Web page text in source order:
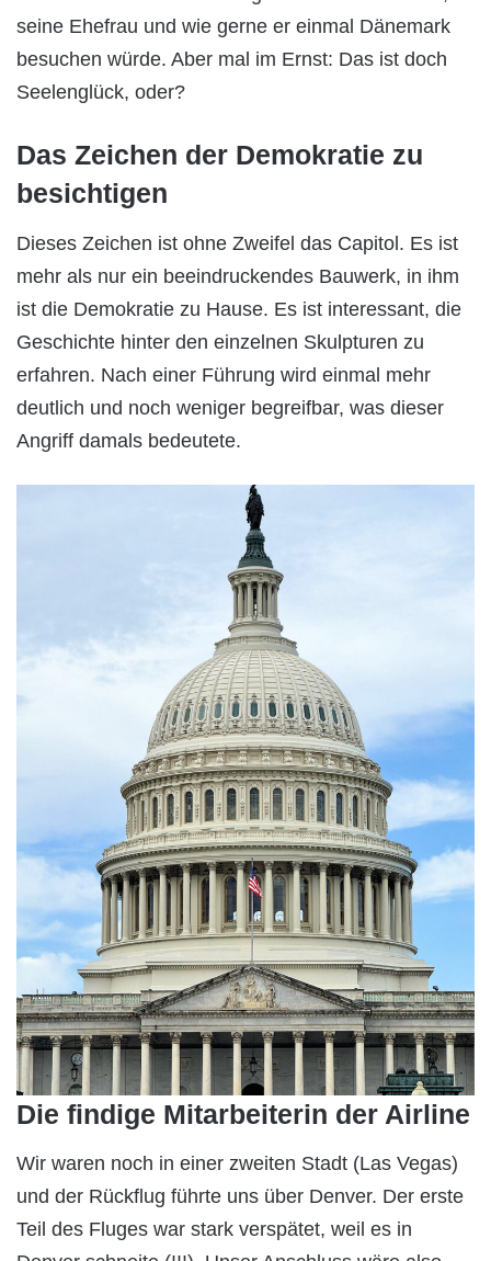
seine Ehefrau und wie gerne er einmal Dänemark
besuchen würde. Aber mal im Ernst: Das ist doch
Seelenglück, oder?
Das Zeichen der Demokratie zu
besichtigen
Dieses Zeichen ist ohne Zweifel das Capitol. Es ist
mehr als nur ein beeindruckendes Bauwerk, in ihm
ist die Demokratie zu Hause. Es ist interessant, die
Geschichte hinter den einzelnen Skulpturen zu
erfahren. Nach einer Führung wird einmal mehr
deutlich und noch weniger begreifbar, was dieser
Angriff damals bedeutete.
Die findige Mitarbeiterin der Airline
Wir waren noch in einer zweiten Stadt (Las Vegas)
und der Rückflug führte uns über Denver. Der erste
Teil des Fluges war stark verspätet, weil es in